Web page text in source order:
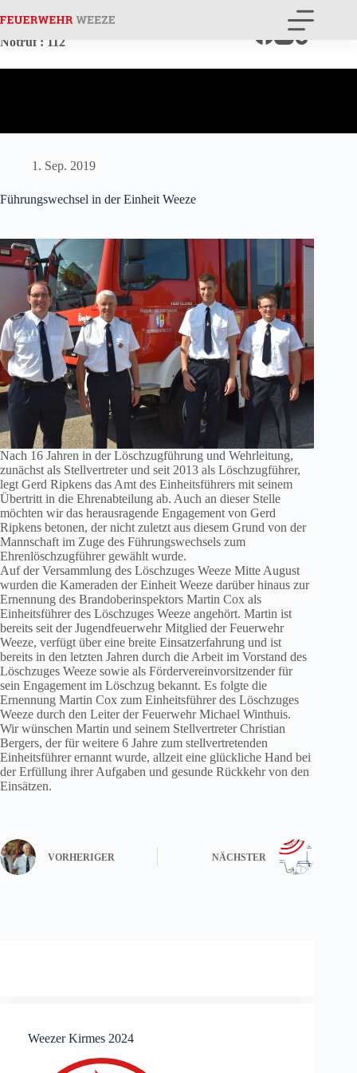
Inhalt
Notruf : 112
1. Sep. 2019
Führungswechsel in der Einheit Weeze
Nach 16 Jahren in der Löschzugführung und Wehrleitung,
zunächst als Stellvertreter und seit 2013 als Löschzugführer,
legt Gerd Ripkens das Amt des Einheitsführers mit seinem
Übertritt in die Ehrenabteilung ab. Auch an dieser Stelle
möchten wir das herausragende Engagement von Gerd
Ripkens betonen, der nicht zuletzt aus diesem Grund von der
Mannschaft im Zuge des Führungswechsels zum
Ehrenlöschzugführer gewählt wurde.
Auf der Versammlung des Löschzuges Weeze Mitte August
wurden die Kameraden der Einheit Weeze darüber hinaus zur
Ernennung des Brandoberinspektors Martin Cox als
Einheitsführer des Löschzuges Weeze angehört. Martin ist
bereits seit der Jugendfeuerwehr Mitglied der Feuerwehr
Weeze, verfügt über eine breite Einsatzerfahrung und ist
bereits in den letzten Jahren durch die Arbeit im Vorstand des
Löschzuges Weeze sowie als Fördervereinvorsitzender für
sein Engagement im Löschzug bekannt. Es folgte die
Ernennung Martin Cox zum Einheitsführer des Löschzuges
Weeze durch den Leiter der Feuerwehr Michael Winthuis.
Wir wünschen Martin und seinem Stellvertreter Christian
Bergers, der für weitere 6 Jahre zum stellvertretenden
Einheitsführer ernannt wurde, allzeit eine glückliche Hand bei
der Erfüllung ihrer Aufgaben und gesunde Rückkehr von den
Einsätzen.
VORHERIGER NÄCHSTER
Weezer Kirmes 2024